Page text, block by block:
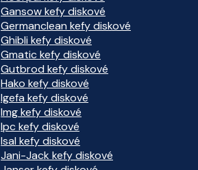
Gansow kefy diskové
Germanclean kefy diskové
Ghibli kefy diskové
Gmatic kefy diskové
Gutbrod kefy diskové
Hako kefy diskové
Igefa kefy diskové
Img kefy diskové
Ipc kefy diskové
Isal kefy diskové
Jani-Jack kefy diskové